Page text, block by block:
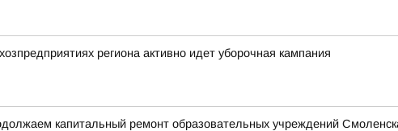
региона активно идет уборочная кампания
капитальный ремонт образовательных учреждений